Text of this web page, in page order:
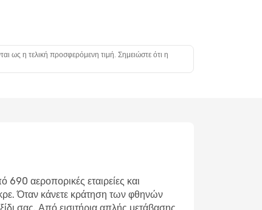
ως η τελική προσφερόμενη τιμή. Σημειώστε ότι η
690 αεροπορικές εταιρείες και
Όταν κάνετε κράτηση των φθηνών